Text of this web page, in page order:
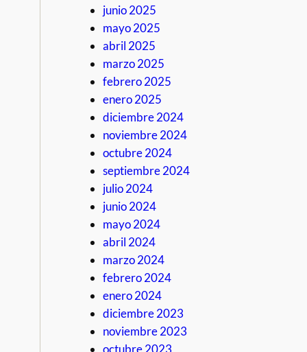
junio 2025
mayo 2025
abril 2025
marzo 2025
febrero 2025
enero 2025
diciembre 2024
noviembre 2024
octubre 2024
septiembre 2024
julio 2024
junio 2024
mayo 2024
abril 2024
marzo 2024
febrero 2024
enero 2024
diciembre 2023
noviembre 2023
octubre 2023